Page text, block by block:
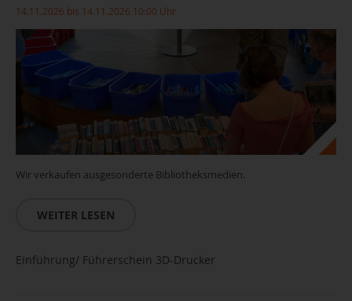
14.11.2026 bis 14.11.2026 10:00 Uhr
Wir verkaufen ausgesonderte Bibliotheksmedien.
WEITER LESEN
Einführung/ Führerschein 3D-Drucker